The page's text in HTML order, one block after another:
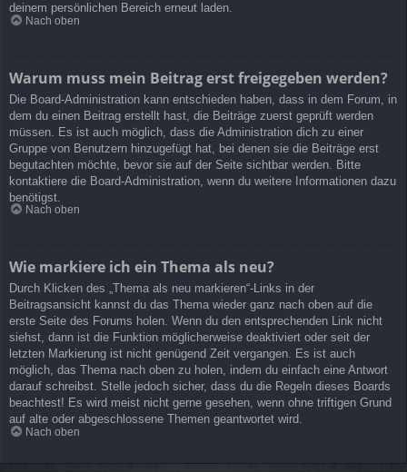
deinem persönlichen Bereich erneut laden.
Nach oben
Warum muss mein Beitrag erst freigegeben werden?
Die Board-Administration kann entschieden haben, dass in dem Forum, in
dem du einen Beitrag erstellt hast, die Beiträge zuerst geprüft werden
müssen. Es ist auch möglich, dass die Administration dich zu einer
Gruppe von Benutzern hinzugefügt hat, bei denen sie die Beiträge erst
begutachten möchte, bevor sie auf der Seite sichtbar werden. Bitte
kontaktiere die Board-Administration, wenn du weitere Informationen dazu
benötigst.
Nach oben
Wie markiere ich ein Thema als neu?
Durch Klicken des „Thema als neu markieren“-Links in der
Beitragsansicht kannst du das Thema wieder ganz nach oben auf die
erste Seite des Forums holen. Wenn du den entsprechenden Link nicht
siehst, dann ist die Funktion möglicherweise deaktiviert oder seit der
letzten Markierung ist nicht genügend Zeit vergangen. Es ist auch
möglich, das Thema nach oben zu holen, indem du einfach eine Antwort
darauf schreibst. Stelle jedoch sicher, dass du die Regeln dieses Boards
beachtest! Es wird meist nicht gerne gesehen, wenn ohne triftigen Grund
auf alte oder abgeschlossene Themen geantwortet wird.
Nach oben